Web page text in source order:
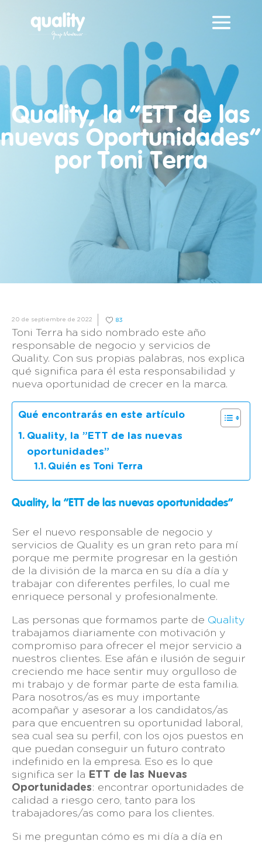
Quality, la “ETT de las
nuevas Oportunidades”
por Toni Terra
20 de septiembre de 2022 83
Toni Terra ha sido nombrado este año
responsable de negocio y servicios de
Quality. Con sus propias palabras, nos explica
qué significa para él esta responsabilidad y
nueva oportunidad de crecer en la marca.
Qué encontrarás en este artículo
Quality, la ”ETT de las nuevas
oportunidades”
Quién es Toni Terra
Quality, la ”ETT de las nuevas oportunidades”
Ser el nuevo responsable de negocio y
servicios de Quality es un gran reto para mí
porque me permite progresar en la gestión
de la división de la marca en su día a día y
trabajar con diferentes perfiles, lo cual me
enriquece personal y profesionalmente.
Las personas que formamos parte de Quality
trabajamos diariamente con motivación y
compromiso para ofrecer el mejor servicio a
nuestros clientes. Ese afán e ilusión de seguir
creciendo me hace sentir muy orgulloso de
mi trabajo y de formar parte de esta familia.
Para nosotros/as es muy importante
acompañar y asesorar a los candidatos/as
para que encuentren su oportunidad laboral,
sea cual sea su perfil, con los ojos puestos en
que puedan conseguir un futuro contrato
indefinido en la empresa. Eso es lo que
significa ser la ETT de las Nuevas
Oportunidades: encontrar oportunidades de
calidad a riesgo cero, tanto para los
trabajadores/as como para los clientes.
Si me preguntan cómo es mi día a día en